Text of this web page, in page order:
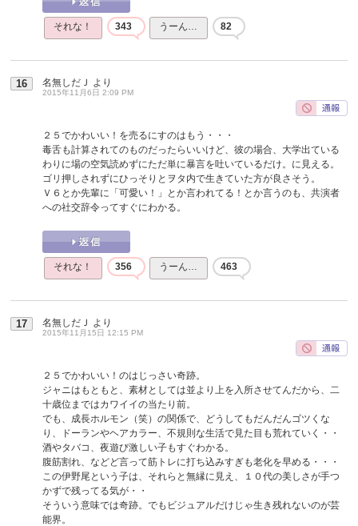
それな！ 343 うーん… 82
16 名無しだＪ より
2015年11月6日 2:09 PM
２５でかわいい！を売るにすのはもう・・・
毒舌も計算されてのものだったらいいけど、彼の場合、大学出ている
わりに場の空気読めずにただ単に暴言を吐いているだけ。に見える。
ゴリ押しされずにひっそりとヲタ内で生きていた方が良さそう。
Ｖ６とか先輩に「可愛い！」とか言われてる！とか言うのも、共演者
への社交辞令ってすぐにわかる。
それな！ 356 うーん… 463
17 名無しだＪ より
2015年11月15日 12:15 PM
２５でかわいい！のはじっさい奇跡。
ジャニはもともと、素材としては並より上を入所させてんだから、二
十歳位まではカワイイの当たり前。
でも、成長ホルモン（笑）の関係で、どうしてもだんだんゴツくな
り、ドーランやヘアカラー、不規則な生活で見た目も荒れていく・・
酒やタバコ、夜遊び激しい子もすぐわかる。
腹筋割れ、などど言って筋トレに打ち込みすぎも老化を早める・・・
この伊野尾という子は、それらと無縁に見え、１０代の美しさが手つ
かずで残ってる気が・・
そういう意味では奇跡。でもビジュアルだけじゃ生き残れないのが芸
能界。